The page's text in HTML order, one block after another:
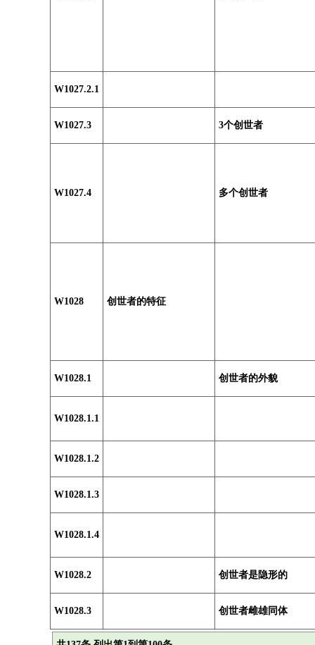
W1027.2.1
W1027.3 3个创世者
W1027.4 多个创世者
W1028 创世者的特征
W1028.1 创世者的外貌
W1028.1.1
W1028.1.2
W1028.1.3
W1028.1.4
W1028.2 创世者是隐形的
W1028.3 创世者雌雄同体